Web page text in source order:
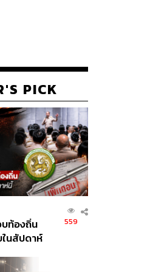
PICK
ท้องถิ่น
นสัปดาห์
559